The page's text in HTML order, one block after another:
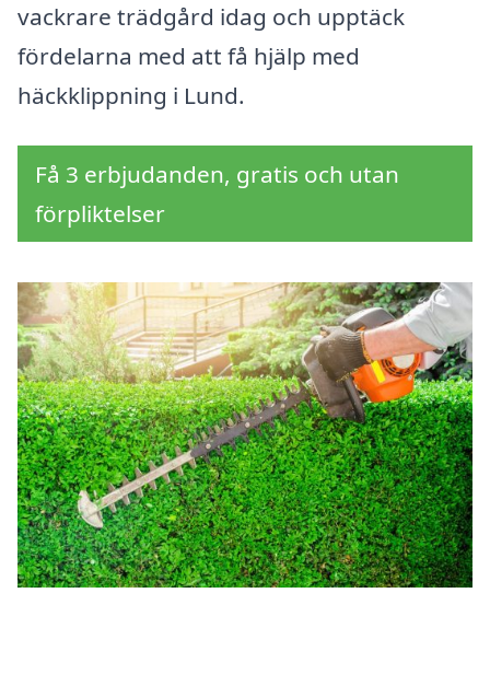
vackrare trädgård idag och upptäck
fördelarna med att få hjälp med
häckklippning i Lund.
Få 3 erbjudanden, gratis och utan
förpliktelser